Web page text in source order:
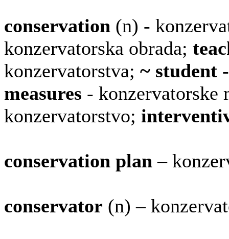
conservation (n) -
konzervatorska obrada;
konzervatorstva; ~ student
measures - konzervatorske
konzervatorstvo;
conservation plan –
conservator (n) –